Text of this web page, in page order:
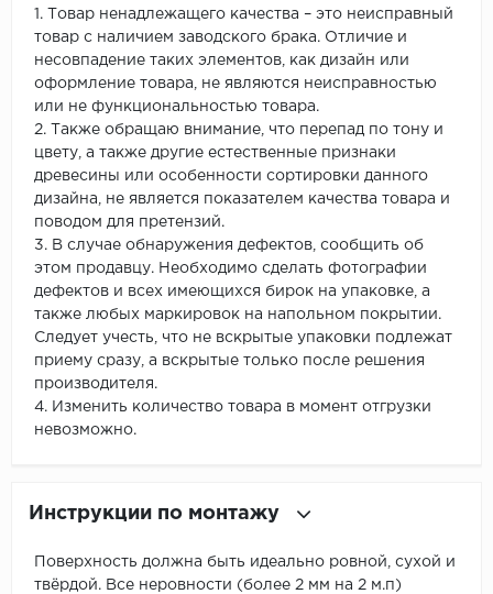
1. Товар ненадлежащего качества – это неисправный
товар с наличием заводского брака. Отличие и
несовпадение таких элементов, как дизайн или
оформление товара, не являются неисправностью
или не функциональностью товара.
2. Также обращаю внимание, что перепад по тону и
цвету, а также другие естественные признаки
древесины или особенности сортировки данного
дизайна, не является показателем качества товара и
поводом для претензий.
3. В случае обнаружения дефектов, сообщить об
этом продавцу. Необходимо сделать фотографии
дефектов и всех имеющихся бирок на упаковке, а
также любых маркировок на напольном покрытии.
Следует учесть, что не вскрытые упаковки подлежат
приему сразу, а вскрытые только после решения
производителя.
4. Изменить количество товара в момент отгрузки
невозможно.
Инструкции по монтажу
Поверхность должна быть идеально ровной, сухой и
твёрдой. Все неровности (более 2 мм на 2 м.п)